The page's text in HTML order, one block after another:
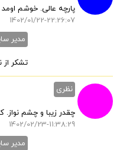
پارچه عالی. خوشم اومد
1402/01/22-22:26:07
مدیر
تشکر از
نظری
چقدر زیبا و چشم
1402/02/23-11:38:29
مدیر